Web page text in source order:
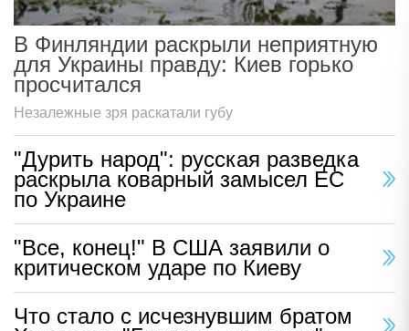
В Финляндии раскрыли неприятную
для Украины правду: Киев горько
просчитался
Незалежные зря раскатали губу
"Дурить народ": русская разведка
раскрыла коварный замысел ЕС
по Украине
"Все, конец!" В США заявили о
критическом ударе по Киеву
Что стало с исчезнувшим братом